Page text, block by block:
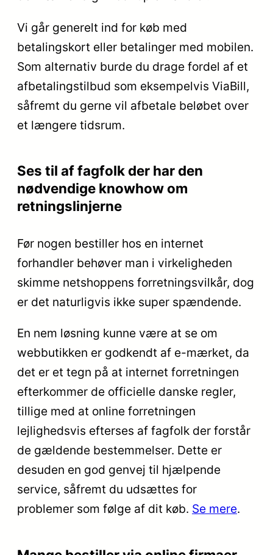
Vi går generelt ind for køb med
betalingskort eller betalinger med mobilen.
Som alternativ burde du drage fordel af et
afbetalingstilbud som eksempelvis ViaBill,
såfremt du gerne vil afbetale beløbet over
et længere tidsrum.
Ses til af fagfolk der har den
nødvendige knowhow om
retningslinjerne
Før nogen bestiller hos en internet
forhandler behøver man i virkeligheden
skimme netshoppens forretningsvilkår, dog
er det naturligvis ikke super spændende.
En nem løsning kunne være at se om
webbutikken er godkendt af e-mærket, da
det er et tegn på at internet forretningen
efterkommer de officielle danske regler,
tillige med at online forretningen
lejlighedsvis efterses af fagfolk der forstår
de gældende bestemmelser. Dette er
desuden en god genvej til hjælpende
service, såfremt du udsættes for
problemer som følge af dit køb. Se mere.